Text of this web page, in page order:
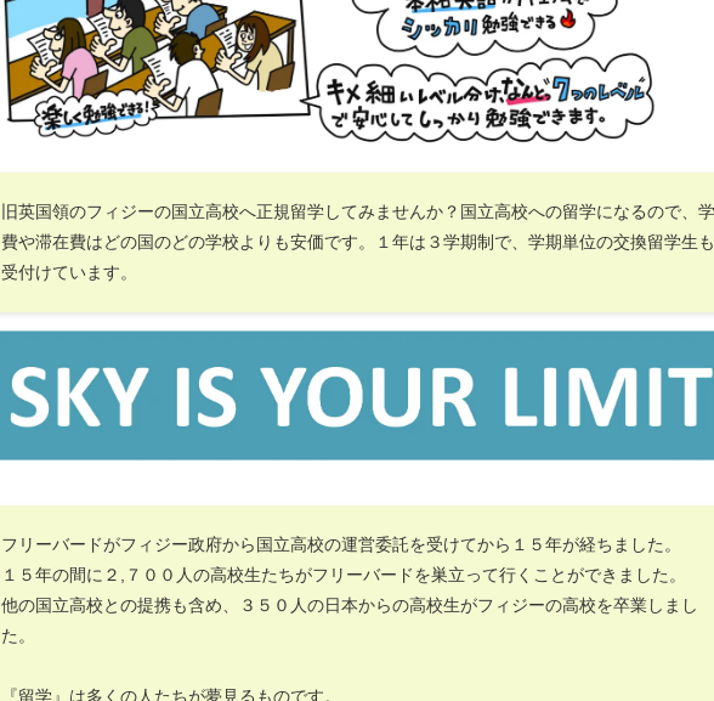
旧英国領のフィジーの国立高校へ正規留学してみませんか？国立高校への留学になるので、学
費や滞在費はどの国のどの学校よりも安価です。１年は３学期制で、学期単位の交換留学生も
受付けています。
フリーバードがフィジー政府から国立高校の運営委託を受けてから１５年が経ちました。
１５年の間に２,７００人の高校生たちがフリーバードを巣立って行くことができました。
他の国立高校との提携も含め、３５０人の日本からの高校生がフィジーの高校を卒業しまし
た。
『留学』は多くの人たちが夢見るものです。